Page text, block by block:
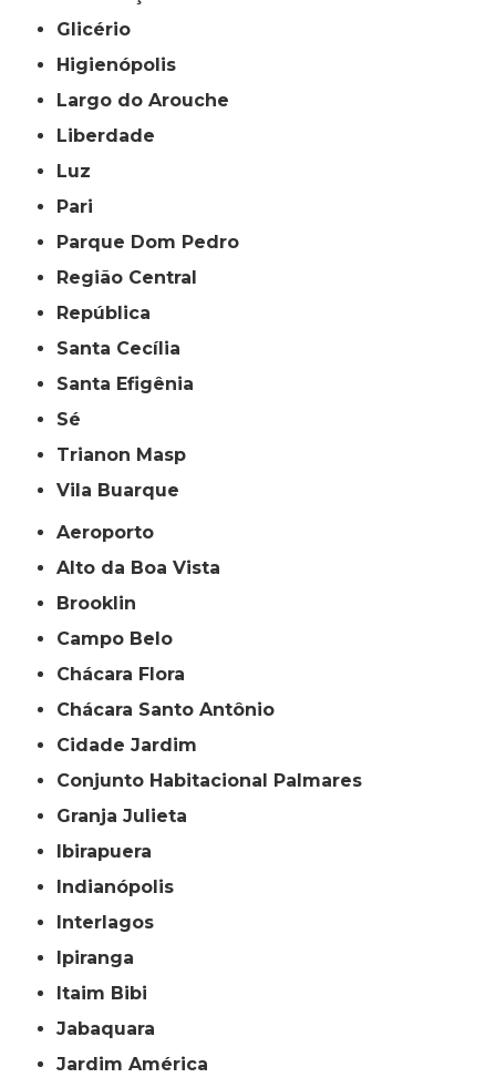
Glicério
Higienópolis
Largo do Arouche
Liberdade
Luz
Pari
Parque Dom Pedro
Região Central
República
Santa Cecília
Santa Efigênia
Sé
Trianon Masp
Vila Buarque
Aeroporto
Alto da Boa Vista
Brooklin
Campo Belo
Chácara Flora
Chácara Santo Antônio
Cidade Jardim
Conjunto Habitacional Palmares
Granja Julieta
Ibirapuera
Indianópolis
Interlagos
Ipiranga
Itaim Bibi
Jabaquara
Jardim América